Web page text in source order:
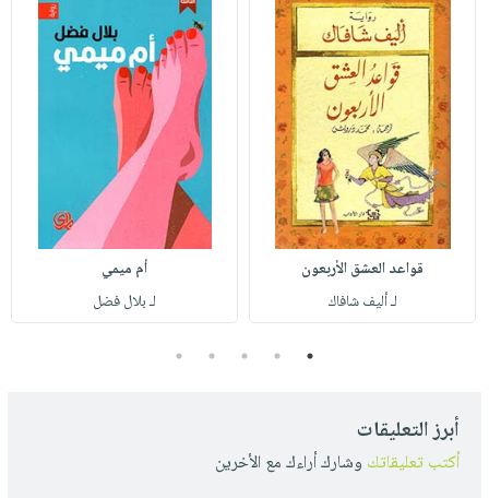
قواعد العشق الأربعون
لـ أليف شافاك
أم ميمي
لـ بلال فضل
1
2
3
4
5
أبرز التعليقات
أكتب تعليقاتك وشارك أراءك مع الأخرين